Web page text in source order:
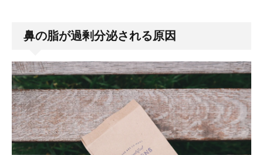
鼻の脂が過剰分泌される原因